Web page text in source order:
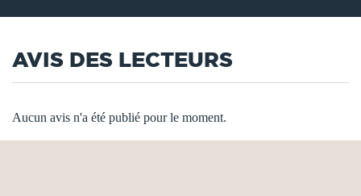
AVIS DES LECTEURS
Aucun avis n'a été publié pour le moment.